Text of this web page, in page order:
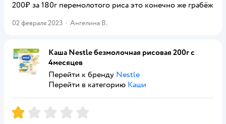
200₽ за 180г перемолотого риса это конечно же грабёж
02 февраля 2023 · Ангелина В.
Каша Nestle безмолочная рисовая 200г с
4месяцев
Перейти к бренду Nestle
Перейти в категорию Каши
Рейтинг:1